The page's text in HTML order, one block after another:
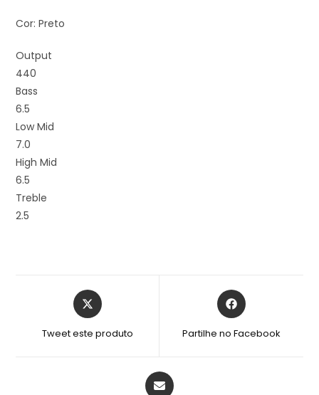
Cor: Preto
Output
440
Bass
6.5
Low Mid
7.0
High Mid
6.5
Treble
2.5
Tweet este produto Partilhe no Facebook